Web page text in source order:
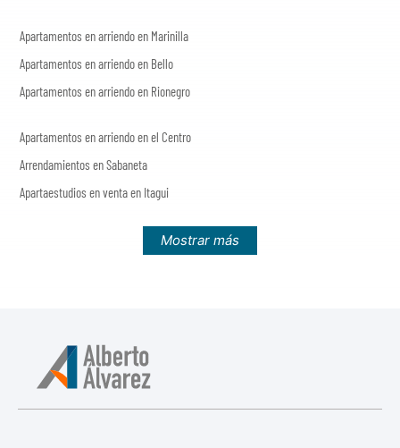
Apartamentos en arriendo en Marinilla
Apartamentos en arriendo en Bello
Apartamentos en arriendo en Rionegro
Apartamentos en arriendo en el Centro
Arrendamientos en Sabaneta
Apartaestudios en venta en Itagui
Mostrar más